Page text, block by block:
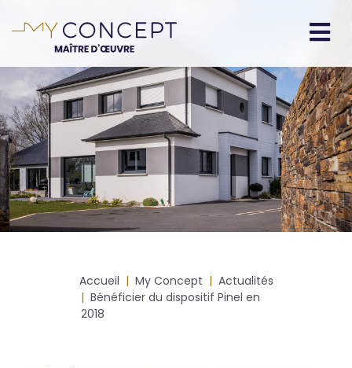
au
principal
principale
Fil
d'Ariane
Accueil My Concept
Actualités
Bénéficier du dispositif Pinel en
2018